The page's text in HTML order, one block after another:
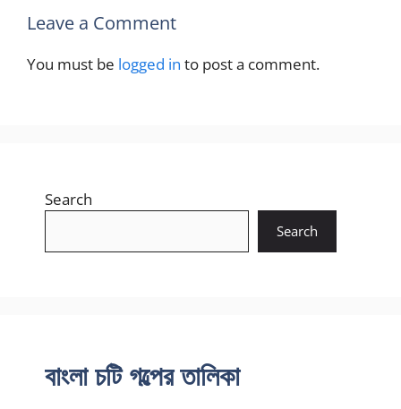
Leave a Comment
You must be logged in to post a comment.
Search
Search
বাংলা চটি গল্পের তালিকা